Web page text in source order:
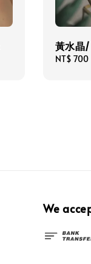
黃水晶
Regular
NT$ 700
We